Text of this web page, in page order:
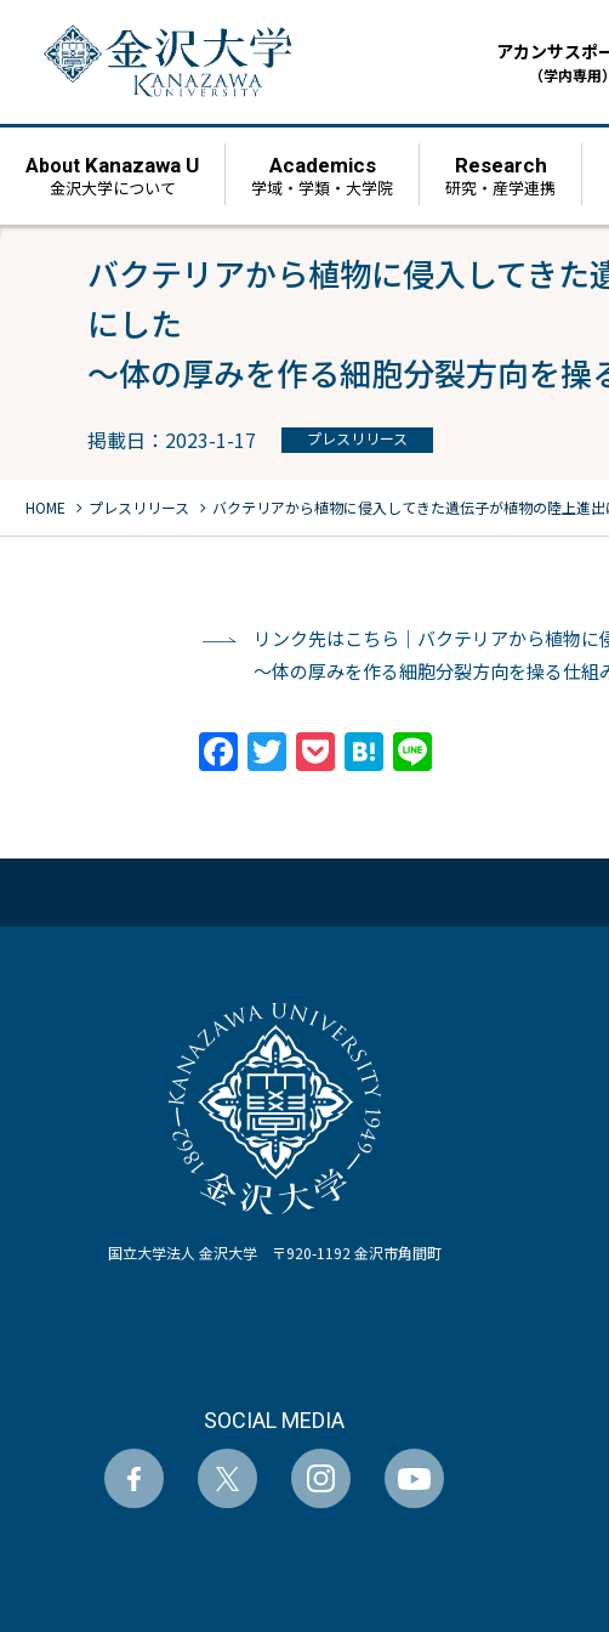
アカンサスポ
（学内専用）
About Kanazawa U
金沢大学について
Academics
学域・学類・大学院
Research
研究・産学連携
バクテリアから植物に侵入してき
にした
〜体の厚みを作る細胞分裂方向を操
掲載日：2023-1-17 プレスリリース
HOME chevron_right プレスリリース chevron_right バクテリアから植物に侵入してきた遺伝子が植物の陸上進
リンク先はこちら｜バクテリアから植物
〜体の厚みを作る細胞分裂方向を操る仕組
Facebook
Twitter
PocketHatena
国立大学法人 金沢大学 〒920-1192 金沢市角間町
SOCIAL MEDIA